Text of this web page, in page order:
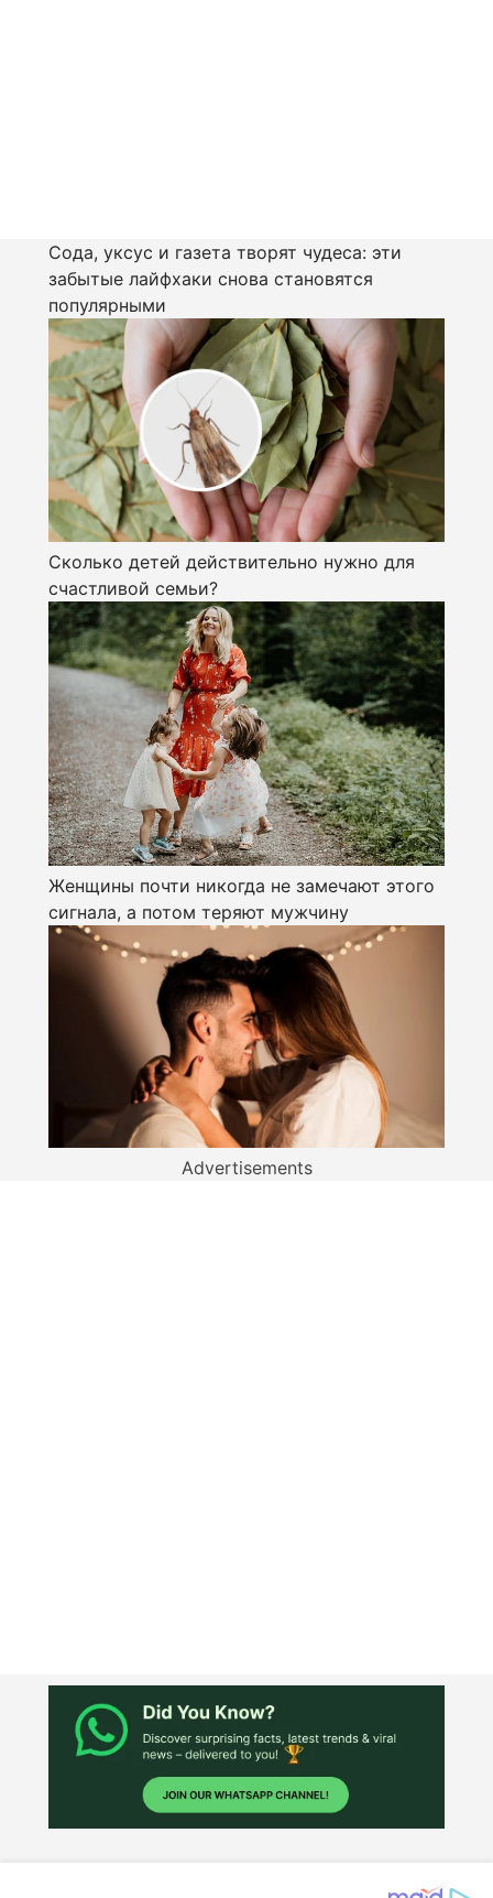
Сода, уксус и газета творят чудеса: эти
забытые лайфхаки снова становятся
популярными
Сколько детей действительно нужно для
счастливой семьи?
Женщины почти никогда не замечают этого
сигнала, а потом теряют мужчину
Advertisements